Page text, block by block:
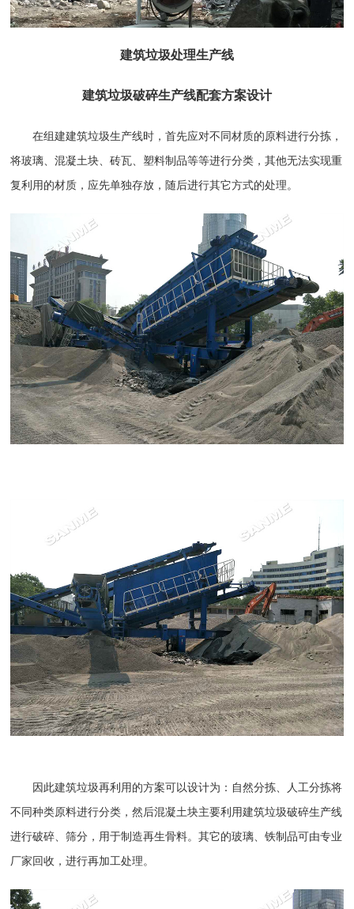
建筑垃圾处理生产线
建筑垃圾破碎生产线配套方案设计
在组建建筑垃圾生产线时，首先应对不同材质的原料进行分拣，
将玻璃、混凝土块、砖瓦、塑料制品等等进行分类，其他无法实现重
复利用的材质，应先单独存放，随后进行其它方式的处理。
因此建筑垃圾再利用的方案可以设计为：自然分拣、人工分拣将
不同种类原料进行分类，然后混凝土块主要利用建筑垃圾破碎生产线
进行破碎、筛分，用于制造再生骨料。其它的玻璃、铁制品可由专业
厂家回收，进行再加工处理。